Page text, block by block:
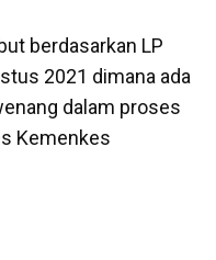
berdasarkan LP
2021 dimana ada
dalam proses
Kemenkes